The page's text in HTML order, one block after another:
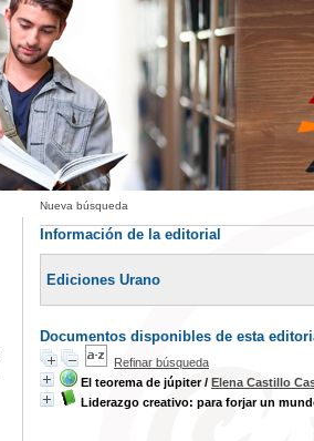
Nueva búsqueda
Información de la editorial
Ediciones Urano
Documentos disponibles de esta
Refinar búsqueda
El teorema de júpiter/ Elena Castillo
Liderazgo creativo: para forjar un